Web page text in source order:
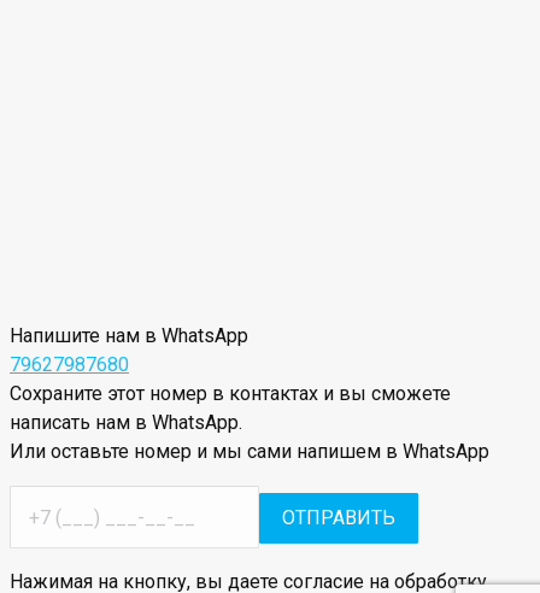
Напишите нам в WhatsApp
79627987680
Сохраните этот номер в контактах и вы сможете
написать нам в WhatsApp.
Или оставьте номер и мы сами напишем в WhatsApp
Нажимая на кнопку, вы даете согласие на обработку